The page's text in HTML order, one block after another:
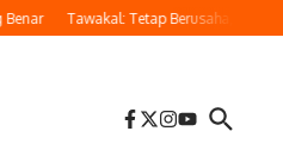
Tawakal: Tetap Berusaha, Bukan